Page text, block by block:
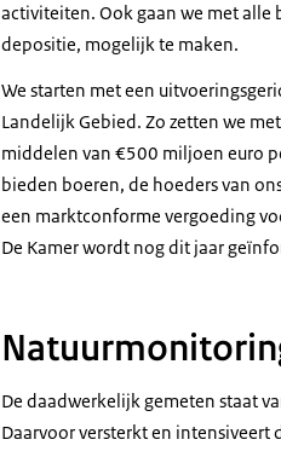
activiteiten. Ook gaan we met alle
depositie, mogelijk te maken.
We starten met een
Landelijk Gebied. Zo zetten we
middelen van €500 miljoen euro
bieden boeren, de hoeders van
een marktconforme vergoeding
De Kamer wordt nog dit jaar
De daadwerkelijk gemeten staat
Daarvoor versterkt en